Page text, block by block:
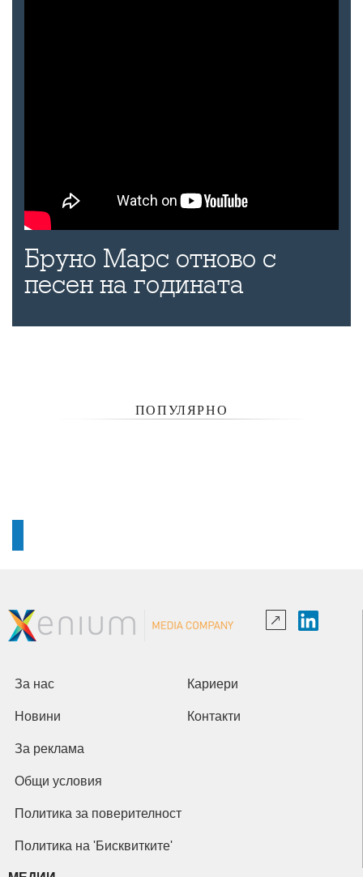
Бруно Марс отново с
песен на годината
ПОПУЛЯРНО
За нас Кариери
Новини Контакти
За реклама
Общи условия
Политика за поверителност
Политика на 'Бисквитките'